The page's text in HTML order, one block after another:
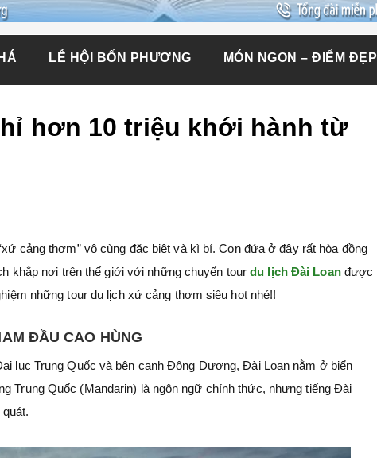
LỄ HỘI BỐN PHƯƠNG MÓN NGON – ĐIỂM ĐẸP
hơn 10 triệu khới hành từ
cảng thơm” vô cùng đặc biệt và kì bí. Con đứa ở đây rất hòa đồng
khắp nơi trên thế giới với những chuyến tour du lịch Đài Loan được
những tour du lịch xứ cảng thơm siêu hot nhé!!
ĐẦU CAO HÙNG
lục Trung Quốc và bên cạnh Đông Dương, Đài Loan nằm ở biển
Trung Quốc (Mandarin) là ngôn ngữ chính thức, nhưng tiếng Đài